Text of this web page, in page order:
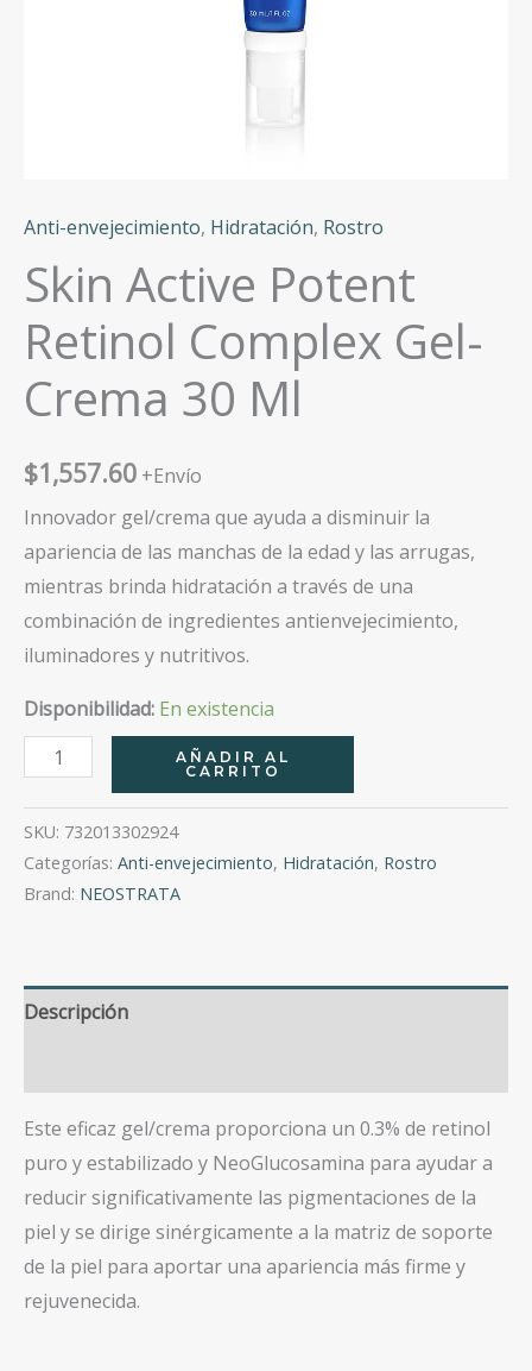
Anti-envejecimiento, Hidratación, Rostro
Skin Active Potent
Retinol Complex Gel-
Crema 30 Ml
$1,557.60 +Envío
Innovador gel/crema que ayuda a disminuir la
apariencia de las manchas de la edad y las arrugas,
mientras brinda hidratación a través de una
combinación de ingredientes antienvejecimiento,
iluminadores y nutritivos.
Disponibilidad: En existencia
Skin
Active
Potent
Retinol
Complex
30
Ml
AÑADIR AL
CARRITO
SKU: 732013302924
Categorías: Anti-envejecimiento, Hidratación, Rostro
Brand: NEOSTRATA
Descripción
Este eficaz gel/crema proporciona un 0.3% de retinol
puro y estabilizado y NeoGlucosamina para ayudar a
reducir significativamente las pigmentaciones de la
piel y se dirige sinérgicamente a la matriz de soporte
de la piel para aportar una apariencia más firme y
rejuvenecida.